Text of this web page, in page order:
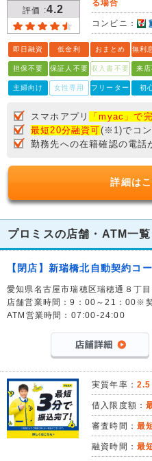
評価 :4.2
る場合
コンビニ：
即日融資 低金利 おまとめ 無利
担保不要 保証人不要 収入書不要 来
主婦向け 女性専用 フリーター 初
スマホアプリ
「myac」で
最短20分融資可(※1)でコン
勤務先への在籍確認の電話
詳細は
プロミスの店舗・ATM一覧
【閉店】新瑞橋北自動契約コ
愛知県名古屋市瑞穂区瑞穂通８丁
店舗営業時間：9：00～21：00※
ATM営業時間：07:00-24:00
実質年率： 2.5
借入限度額：
審査時間： 最
融資時間： 最